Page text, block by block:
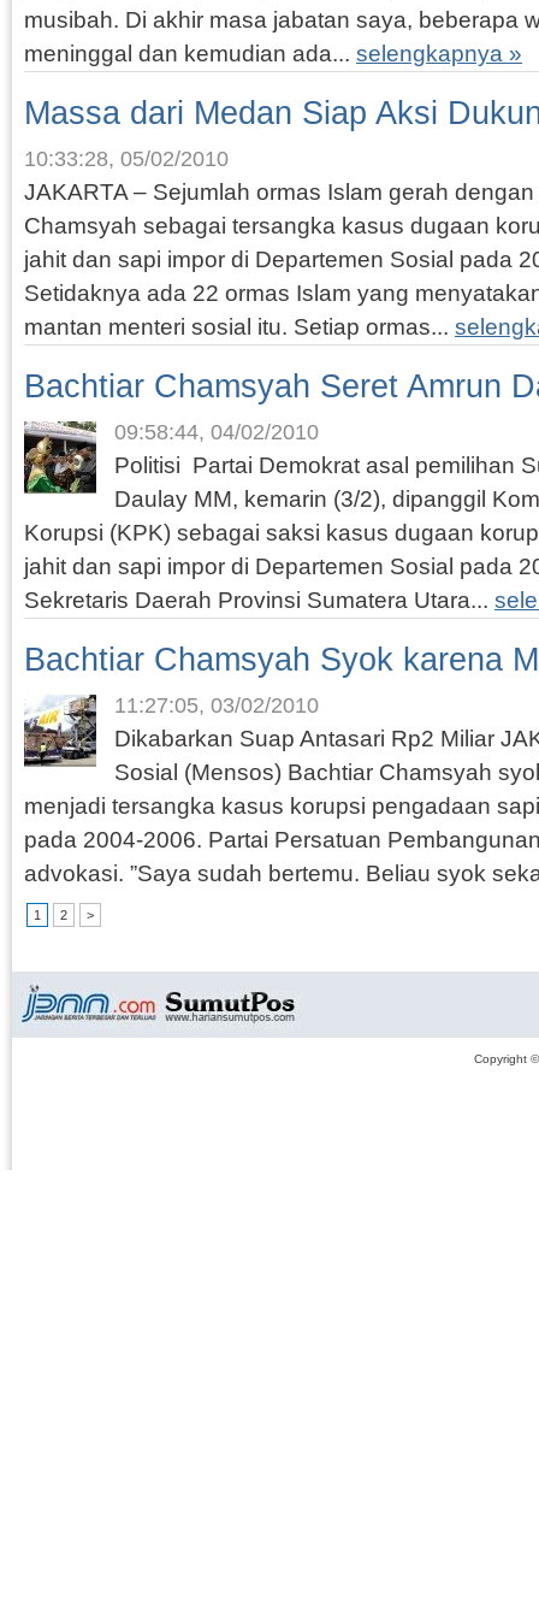
musibah. Di akhir masa jabatan saya, beberapa
meninggal dan kemudian ada... selengkapnya »
Massa dari Medan Siap Aksi
10:33:28, 05/02/2010
JAKARTA – Sejumlah ormas Islam gerah
Chamsyah sebagai tersangka kasus dugaan
jahit dan sapi impor di Departemen Sosial pada
Setidaknya ada 22 ormas Islam yang
mantan menteri sosial itu. Setiap ormas...
Bachtiar Chamsyah Seret Amrun
09:58:44, 04/02/2010
Politisi Partai Demokrat asal pemilihan
Daulay MM, kemarin (3/2), dipanggil
Korupsi (KPK) sebagai saksi kasus dugaan
jahit dan sapi impor di Departemen Sosial pada
Sekretaris Daerah Provinsi Sumatera Utara...
Bachtiar Chamsyah Syok karena
11:27:05, 03/02/2010
Dikabarkan Suap Antasari Rp2 Miliar
Sosial (Mensos) Bachtiar Chamsyah
menjadi tersangka kasus korupsi pengadaan
pada 2004-2006. Partai Persatuan
advokasi. ”Saya sudah bertemu. Beliau syok
1 2 >
Copyright